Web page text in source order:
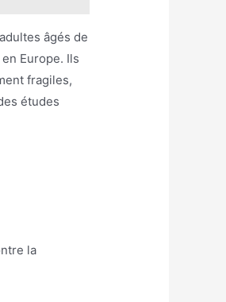
âgés de
Europe. Ils
fragiles,
études
la